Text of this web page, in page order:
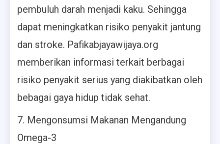
pembuluh darah menjadi kaku. Sehingga
dapat meningkatkan risiko penyakit jantung
dan stroke. Pafikabjayawijaya.org
memberikan informasi terkait berbagai
risiko penyakit serius yang diakibatkan oleh
bebagai gaya hidup tidak sehat.
7. Mengonsumsi Makanan Mengandung
Omega-3